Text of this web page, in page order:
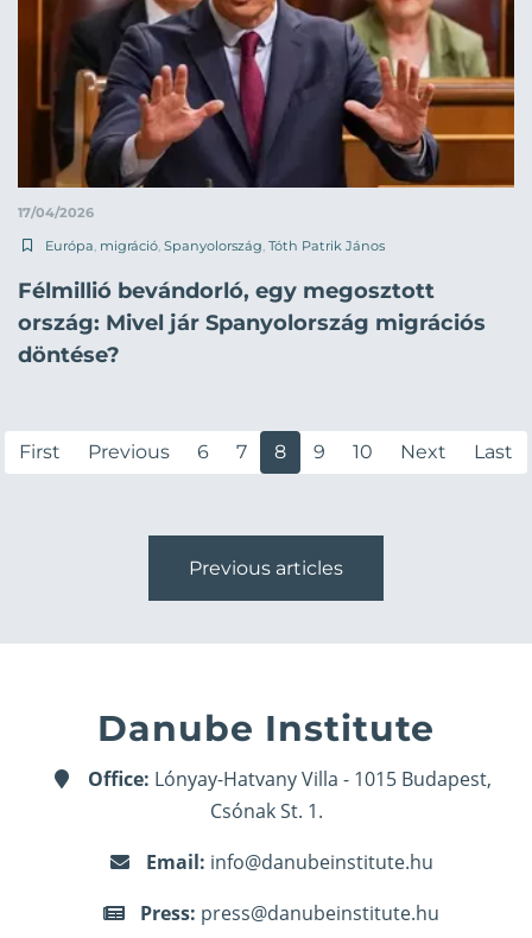
17/04/2026
Európa, migráció, Spanyolország, Tóth Patrik János
Félmillió bevándorló, egy megosztott
ország: Mivel jár Spanyolország migrációs
döntése?
First Previous 6 7 8 9 10 Next Last
Previous articles
Danube Institute
Office: Lónyay-Hatvany Villa - 1015 Budapest,
Csónak St. 1.
Email: info@danubeinstitute.hu
Press: press@danubeinstitute.hu